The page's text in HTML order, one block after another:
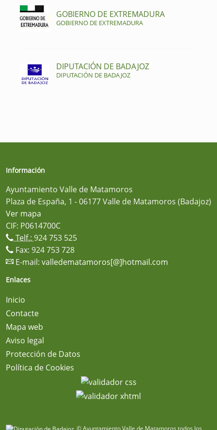
GOBIERNO DE EXTREMADURA
GOBIERNO DE EXTREMADURA
DIPUTACIÓN DE BADAJOZ
DIPUTACIÓN DE BADAJOZ
Información
Ayuntamiento Valle de Matamoros
Plaza de España, 1 - 06177 Valle de Matamoros (Badajoz)
Ver mapa
CIF: P0614700C
Telf.: 924 753 525
Fax: 924 753 728
E-mail: valledematamoros[@]hotmail.com
Enlaces
Inicio
Contacte
Mapa web
Aviso legal
Protección de Datos
Política de Cookies